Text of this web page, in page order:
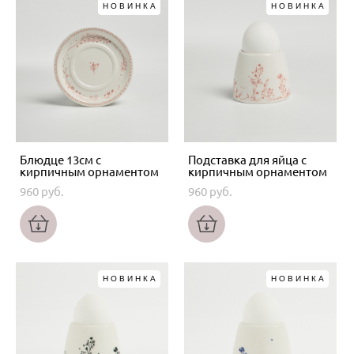
НОВИНКА
Блюдце 13см с
кирпичным орнаментом
960 pуб.
НОВИНКА
Подставка для яйца с
кирпичным орнаментом
960 pуб.
НОВИНКА НОВИНКА